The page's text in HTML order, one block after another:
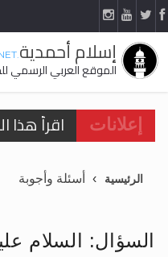
إسلام أحمدية.NET
الموقع العربي الرسمي
إعلانات
اقرأ
تعميم
تعميم
الرئيسية أسئلة وأجوبة
السؤال: السلام